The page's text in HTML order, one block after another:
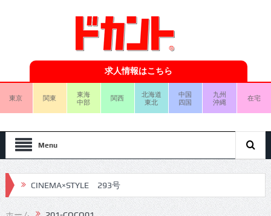
求人情報はこちら
東京 関東
東海
中部
関西
北海道
東北
中国
四国
九州
沖縄
在宅
Menu
CINEMA×STYLE 293号
CINEMA×STYLE 292号